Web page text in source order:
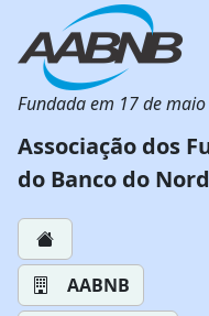
Fundada em 17 de
Associação dos
do Banco do
AABNB